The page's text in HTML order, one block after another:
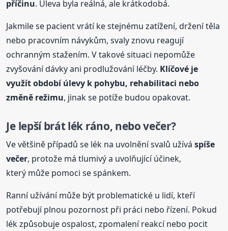
příčinu. Úleva byla reálná, ale krátkodobá.
Jakmile se pacient vrátí ke stejnému zatížení, držení těla
nebo pracovním návykům, svaly znovu reagují
ochranným stažením. V takové situaci nepomůže
zvyšování dávky ani prodlužování léčby. Klíčové je
využít období úlevy k pohybu, rehabilitaci nebo
změně režimu, jinak se potíže budou opakovat.
Je lepší brát lék ráno, nebo večer?
Ve většině případů se lék na uvolnění svalů užíváspíše
večer, protože má tlumivý a uvolňující účinek,
který může pomoci se spánkem.
Ranní užívání může být problematické u lidí, kteří
potřebují plnou pozornost při práci nebo řízení. Pokud
lék způsobuje ospalost, zpomalení reakcí nebo pocit